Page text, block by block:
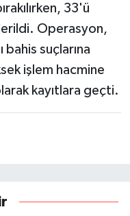
33'ü
Operasyon,
bahis suçlarına
işlem hacmine
kayıtlara geçti.